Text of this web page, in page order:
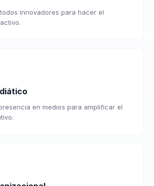
innovadores para hacer el
en medios para amplificar el